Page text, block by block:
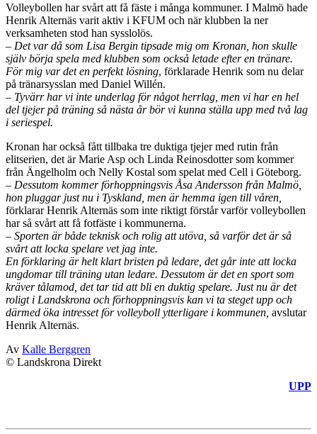
Volleybollen har svårt att få fäste i många kommuner. I Malmö hade
Henrik Alternäs varit aktiv i KFUM och när klubben la ner
verksamheten stod han sysslolös.
– Det var då som Lisa Bergin tipsade mig om Kronan, hon skulle
själv börja spela med klubben som också letade efter en tränare.
För mig var det en perfekt lösning, förklarade Henrik som nu delar
på tränarsysslan med Daniel Willén.
– Tyvärr har vi inte underlag för något herrlag, men vi har en hel
del tjejer på träning så nästa år bör vi kunna ställa upp med två lag
i seriespel.
Kronan har också fått tillbaka tre duktiga tjejer med rutin från
elitserien, det är Marie Asp och Linda Reinosdotter som kommer
från Ängelholm och Nelly Kostal som spelat med Cell i Göteborg.
– Dessutom kommer förhoppningsvis Åsa Andersson från Malmö,
hon pluggar just nu i Tyskland, men är hemma igen till våren,
förklarar Henrik Alternäs som inte riktigt förstår varför volleybollen
har så svårt att få fotfäste i kommunerna.
– Sporten är både teknisk och rolig att utöva, så varför det är så
svårt att locka spelare vet jag inte.
En förklaring är helt klart bristen på ledare, det går inte att locka
ungdomar till träning utan ledare. Dessutom är det en sport som
kräver tålamod, det tar tid att bli en duktig spelare. Just nu är det
roligt i Landskrona och förhoppningsvis kan vi ta steget upp och
därmed öka intresset för volleyboll ytterligare i kommunen, avslutar
Henrik Alternäs.
Av Kalle Berggren
© Landskrona Direkt
UPP